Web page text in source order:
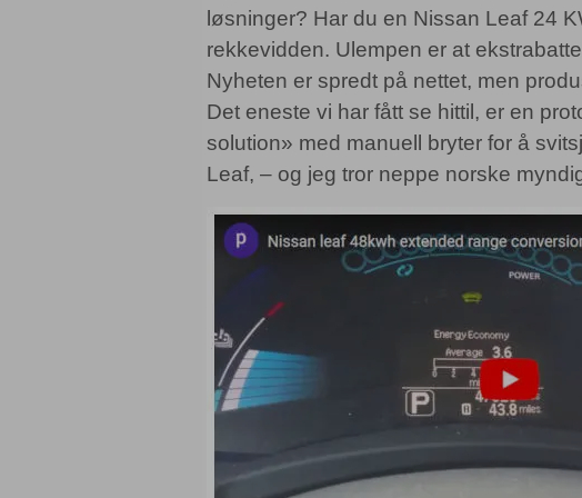
løsninger? Har du en Nissan Leaf 24
rekkevidden. Ulempen er at
Nyheten er spredt på nettet, men
Det eneste vi har fått se hittil, er en
solution» med manuell bryter for å
Leaf, – og jeg tror neppe norske